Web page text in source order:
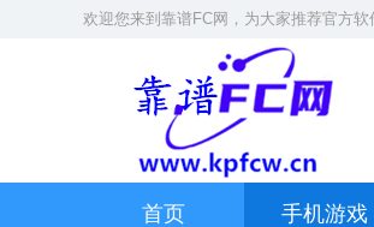
欢迎您来到 靠谱FC网 ，为大家推荐官方软
首页 手机游戏